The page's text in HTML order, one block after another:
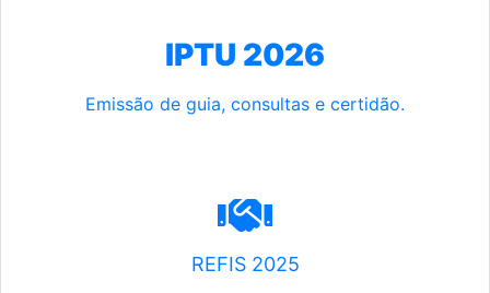
IPTU 2026
Emissão de guia, consultas e certidão.
REFIS 2025